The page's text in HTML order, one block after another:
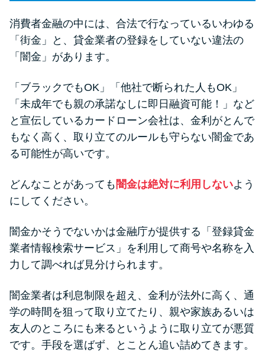
消費者金融の中には、合法で行なっているいわゆる
「街金」と、貸金業者の登録をしていない違法の
「闇金」があります。
「ブラックでもOK」「他社で断られた人もOK」
「未成年でも親の承諾なしに即日融資可能！」など
と宣伝しているカードローン会社は、金利がとんで
もなく高く、取り立てのルールも守らない闇金であ
る可能性が高いです。
どんなことがあっても 闇金は絶対に利用しないよう
にしてください。
闇金かそうでないかは金融庁が提供する「登録貸金
業者情報検索サービス」を利用して商号や名称を入
力して調べれば見分けられます。
闇金業者は利息制限を超え、金利が法外に高く、通
学の時間を狙って取り立てたり、親や家族あるいは
友人のところにも来るというように取り立てが悪質
です。手段を選ばず、とことん追い詰めてきます。